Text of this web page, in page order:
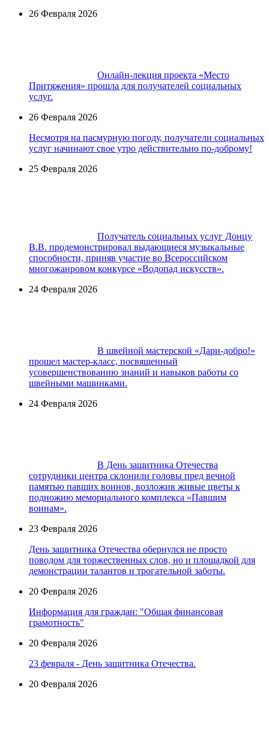
26 Февраля 2026
Онлайн-лекция проекта «Место
Притяжения» прошла для получателей социальных
услуг.
26 Февраля 2026
Несмотря на пасмурную погоду, получатели социальных
услуг начинают свое утро действительно по-доброму!
25 Февраля 2026
Получатель социальных услуг Донцу
В.В. продемонстрировал выдающиеся музыкальные
способности, приняв участие во Всероссийском
многожанровом конкурсе «Водопад искусств».
24 Февраля 2026
В швейной мастерской «Дари-добро!»
прошел мастер-класс, посвященный
усовершенствованию знаний и навыков работы со
швейными машинками.
24 Февраля 2026
В День защитника Отечества
сотрудники центра склонили головы пред вечной
памятью павших воинов, возложив живые цветы к
подножию мемориального комплекса «Павшим
воинам».
23 Февраля 2026
День защитника Отечества обернулся не просто
поводом для торжественных слов, но и площадкой для
демонстрации талантов и трогательной заботы.
20 Февраля 2026
Информация для граждан: "Общая финансовая
грамотность"
20 Февраля 2026
23 февраля - День защитника Отечества.
20 Февраля 2026